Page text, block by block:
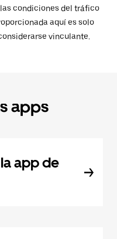
condiciones del tráfico
aquí es solo
vinculante.
apps
app de